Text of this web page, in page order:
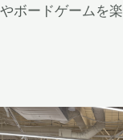
ボードゲームを